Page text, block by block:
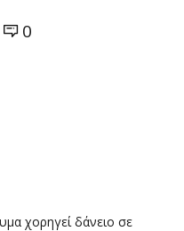
0
χορηγεί δάνειο σε